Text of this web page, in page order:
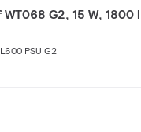
G2, 15 W, 1800
PSU G2